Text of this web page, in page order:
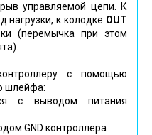
управляемой цепи. К
нагрузки, к колодке OUT
(перемычка при этом
с помощью
шлейфа:
с выводом питания
GND контроллера